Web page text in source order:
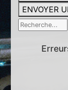
ENVOYER